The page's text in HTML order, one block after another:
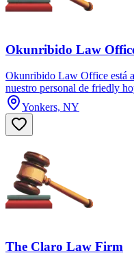
Okunribido Law
Okunribido Law Office está
nuestro personal de friedly
Yonkers, NY
The Claro Law Firm